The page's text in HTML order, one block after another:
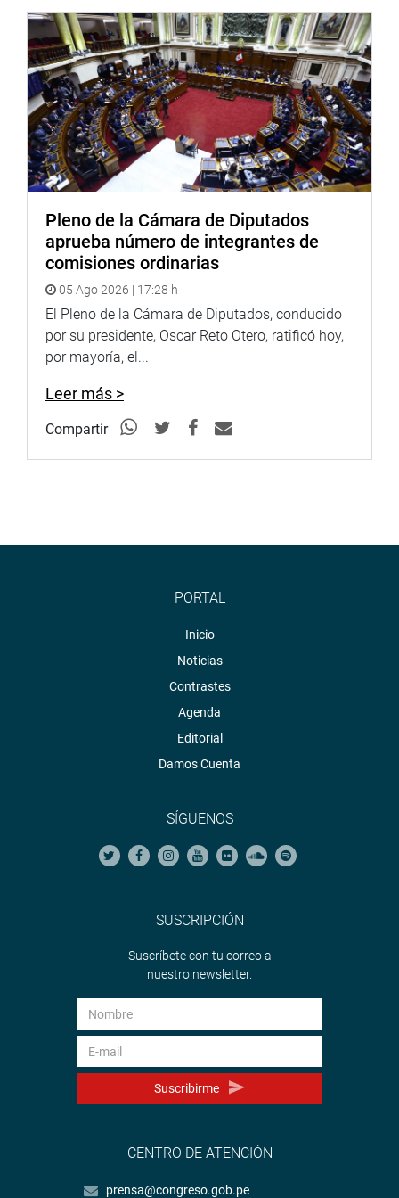
fotografia.congreso.gob.pe
Pleno de la Cámara de Diputados
aprueba número de integrantes de
comisiones ordinarias
05 Ago 2026 | 17:28 h
El Pleno de la Cámara de Diputados, conducido
por su presidente, Oscar Reto Otero, ratificó hoy,
por mayoría, el...
Leer más >
Compartir
PORTAL
Inicio
Noticias
Contrastes
Agenda
Editorial
Damos Cuenta
SÍGUENOS
SUSCRIPCIÓN
Suscríbete con tu correo a
nuestro newsletter.
Suscribirme
CENTRO DE ATENCIÓN
prensa@congreso.gob.pe